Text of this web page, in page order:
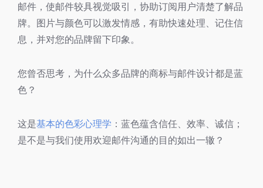
邮件，使邮件较具视觉吸引，协助订阅用户清楚了解品
牌。图片与颜色可以激发情感，有助快速处理、记住信
息，并对您的品牌留下印象。
您曾否思考，为什么众多品牌的商标与邮件设计都是蓝
色？
这是基本的色彩心理学 ：蓝色蕴含信任、效率、诚信；
是不是与我们使用欢迎邮件沟通的目的如出一辙？